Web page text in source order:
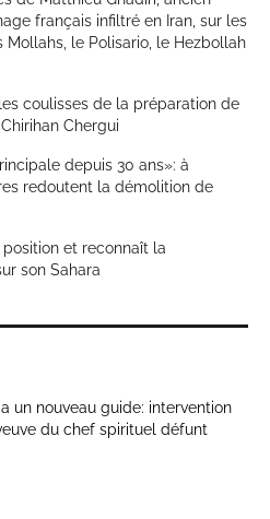
français infiltré en Iran, sur les
Mollahs, le Polisario, le Hezbollah
coulisses de la préparation de
Chergui
depuis 30 ans»: à
redoutent la démolition de
position et reconnaît la
son Sahara
a un nouveau guide: intervention
du chef spirituel défunt